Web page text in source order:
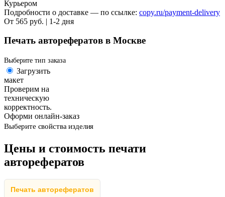
Курьером
Подробности о доставке — по ссылке: copy.ru/payment-delivery
От 565 руб. | 1-2 дня
Печать авторефератов в Москве
Выберите тип заказа
Загрузить
макет
Проверим на
техническую
корректность.
Оформи онлайн-заказ
Выберите свойства изделия
Цены и стоимость печати
авторефератов
Печать авторефератов